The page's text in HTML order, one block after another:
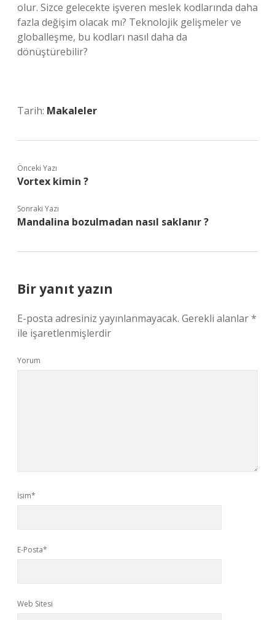
olur. Sizce gelecekte işveren meslek kodlarında daha
fazla değişim olacak mı? Teknolojik gelişmeler ve
globalleşme, bu kodları nasıl daha da
dönüştürebilir?
Tarih: Makaleler
Önceki Yazı
Vortex kimin ?
Sonraki Yazı
Mandalina bozulmadan nasıl saklanır ?
Bir yanıt yazın
E-posta adresiniz yayınlanmayacak. Gerekli alanlar*
ile işaretlenmişlerdir
Yorum
İsim*
E-Posta*
Web Sitesi